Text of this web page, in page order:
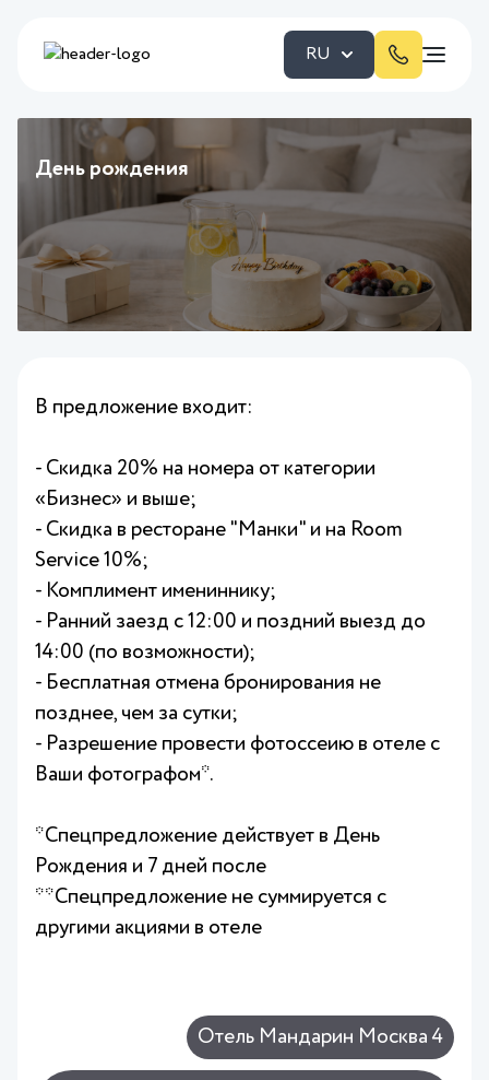
RU
День рождения
В предложение входит:
- Скидка 20% на номера от категории
«Бизнес» и выше;
- Скидка в ресторане "Манки" и на Room
Service 10%;
- Комплимент имениннику;
- Ранний заезд с 12:00 и поздний выезд до
14:00 (по возможности);
- Бесплатная отмена бронирования не
позднее, чем за сутки;
- Разрешение провести фотоссеию в отеле с
Ваши фотографом*.
*Спецпредложение действует в День
Рождения и 7 дней после
**Спецпредложение не суммируется с
другими акциями в отеле
Отель Мандарин Москва 4